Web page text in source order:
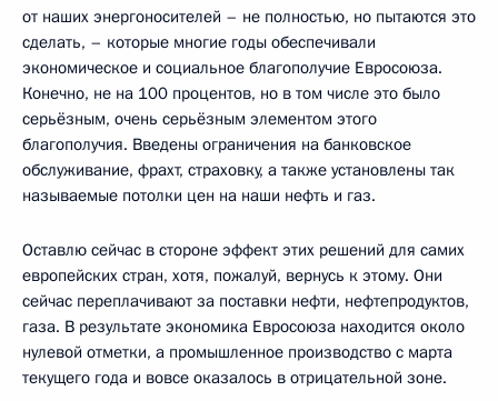
от наших энергоносителей – не полностью, но пытаются это
сделать, – которые многие годы обеспечивали
экономическое и социальное благополучие Евросоюза.
Конечно, не на 100 процентов, но в том числе это было
серьёзным, очень серьёзным элементом этого
благополучия. Введены ограничения на банковское
обслуживание, фрахт, страховку, а также установлены так
называемые потолки цен на наши нефть и газ.
Оставлю сейчас в стороне эффект этих решений для самих
европейских стран, хотя, пожалуй, вернусь к этому. Они
сейчас переплачивают за поставки нефти, нефтепродуктов,
газа. В результате экономика Евросоюза находится около
нулевой отметки, а промышленное производство с марта
текущего года и вовсе оказалось в отрицательной зоне.